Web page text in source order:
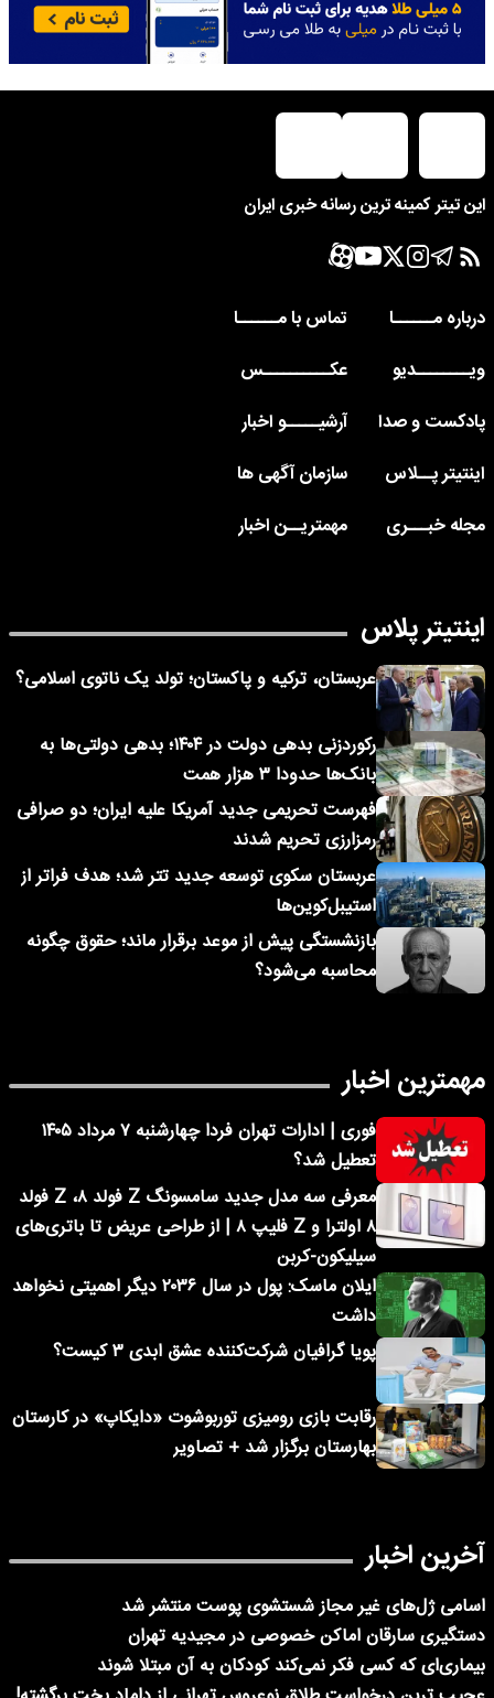
این تیتر کمینه ترین رسانه خبری ایران
درباره مــــــا
تماس با مــــــا
ویــــــــدیو
عکــــــــــس
پادکست و صدا
آرشیـــــو اخبار
اینتیتر پــلاس
سازمان آگهی ها
مجله خبـــری
مهمتریــن اخبار
اینتیتر پلاس
عربستان، ترکیه و پاکستان؛ تولد یک ناتوی اسلامی؟
رکوردزنی بدهی دولت در ۱۴۰۴؛ بدهی دولتی‌ها به
بانک‌ها حدودا ۳ هزار همت
فهرست تحریمی جدید آمریکا علیه ایران؛ دو صرافی
رمزارزی تحریم شدند
عربستان سکوی توسعه جدید تتر شد؛ هدف فراتر از
استیبل‌کوین‌ها
بازنشستگی پیش از موعد برقرار ماند؛ حقوق چگونه
محاسبه می‌شود؟
مهمترین اخبار
فوری | ادارات تهران فردا چهارشنبه ۷ مرداد ۱۴۰۵
تعطیل شد؟
معرفی سه مدل جدید سامسونگ Z فولد ۸، Z فولد
۸ اولترا و Z فلیپ ۸ | از طراحی عریض تا باتری‌های
سیلیکون-کربن
ایلان ماسک: پول در سال ۲۰۳۶ دیگر اهمیتی نخواهد
داشت
پویا گرافیان شرکت‌کننده عشق ابدی ۳ کیست؟
رقابت بازی رومیزی توربوشوت «دایکاپ» در کارستان
بهارستان برگزار شد + تصاویر
آخرین اخبار
اسامی ژل‌های غیر مجاز شستشوی پوست منتشر شد
دستگیری سارقان اماکن خصوصی در مجیدیه تهران
بیماری‌ای که کسی فکر نمی‌کند کودکان به آن مبتلا شوند